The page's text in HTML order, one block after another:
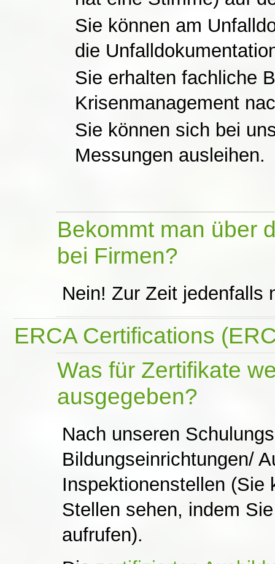
Sie können am
die
Sie erhalten fachliche
Krisenmanagement
Sie können sich bei
Messungen ausleihen.
Bekommt man über
bei Firmen?
Nein! Zur Zeit jedenfalls
ERCA Certifications
Was für Zertifikate
ausgegeben?
Nach unseren
Bildungseinrichtungen/
Inspektionenstellen (Sie
Stellen sehen, indem
aufrufen).